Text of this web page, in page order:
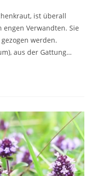
ist überall
Verwandten. Sie
werden.
aus der Gattung…